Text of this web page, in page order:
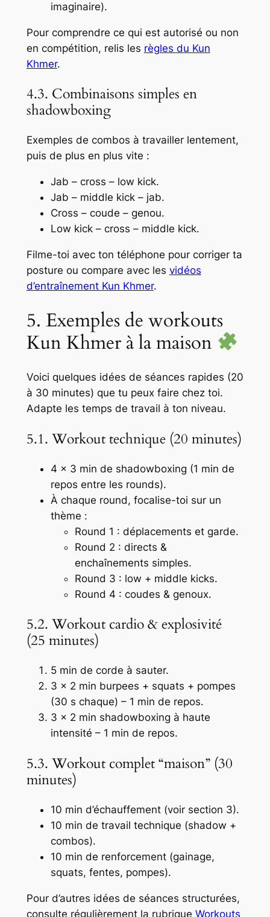
imaginaire).
Pour comprendre ce qui est autorisé ou non
en compétition, relis les règles du Kun
Khmer.
4.3. Combinaisons simples en
shadowboxing
Exemples de combos à travailler lentement,
puis de plus en plus vite :
Jab – cross – low kick.
Jab – middle kick – jab.
Cross – coude – genou.
Low kick – cross – middle kick.
Filme-toi avec ton téléphone pour corriger ta
posture ou compare avec les vidéos
d’entraînement Kun Khmer.
5. Exemples de workouts
Kun Khmer à la maison
Voici quelques idées de séances rapides (20
à 30 minutes) que tu peux faire chez toi.
Adapte les temps de travail à ton niveau.
5.1. Workout technique (20 minutes)
4 × 3 min de shadowboxing (1 min de
repos entre les rounds).
À chaque round, focalise-toi sur un
thème :
Round 1 : déplacements et garde.
Round 2 : directs &
enchaînements simples.
Round 3 : low + middle kicks.
Round 4 : coudes & genoux.
5.2. Workout cardio & explosivité
(25 minutes)
5 min de corde à sauter.
3 × 2 min burpees + squats + pompes
(30 s chaque) – 1 min de repos.
3 × 2 min shadowboxing à haute
intensité – 1 min de repos.
5.3. Workout complet “maison” (30
minutes)
10 min d’échauffement (voir section 3).
10 min de travail technique (shadow +
combos).
10 min de renforcement (gainage,
squats, fentes, pompes).
Pour d’autres idées de séances structurées,
consulte régulièrement la rubrique Workouts